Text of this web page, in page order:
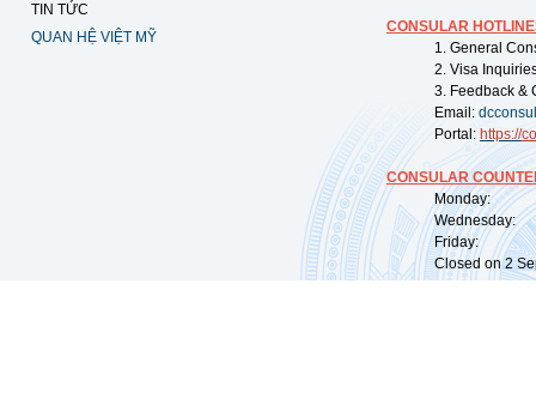
TIN TỨC
QUAN HỆ VIỆT MỸ
CONSULAR
1. General
2. Visa
3. Feedback &
Email:
Portal: https://
CONSULAR
Monday:
Wednesday:
Friday:
Closed on 2